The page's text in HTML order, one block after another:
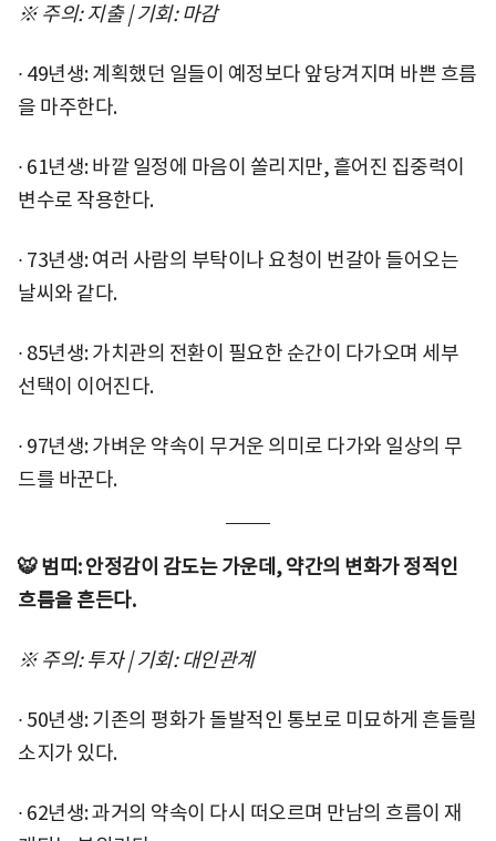
※ 주의: 지출 | 기회: 마감
∙ 49년생: 계획했던 일들이 예정보다 앞당겨지며 바쁜 흐름
을 마주한다.
∙ 61년생: 바깥 일정에 마음이 쏠리지만, 흩어진 집중력이
변수로 작용한다.
∙ 73년생: 여러 사람의 부탁이나 요청이 번갈아 들어오는
날씨와 같다.
∙ 85년생: 가치관의 전환이 필요한 순간이 다가오며 세부
선택이 이어진다.
∙ 97년생: 가벼운 약속이 무거운 의미로 다가와 일상의 무
드를 바꾼다.
🐯 범띠: 안정감이 감도는 가운데, 약간의 변화가 정적인
흐름을 흔든다.
※ 주의: 투자 | 기회: 대인관계
∙ 50년생: 기존의 평화가 돌발적인 통보로 미묘하게 흔들릴
소지가 있다.
∙ 62년생: 과거의 약속이 다시 떠오르며 만남의 흐름이 재